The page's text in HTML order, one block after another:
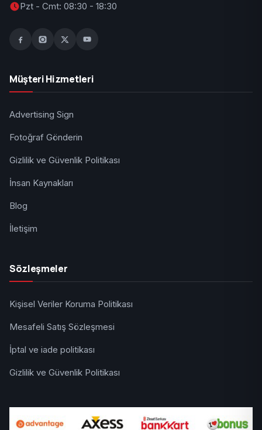
Pzt - Cmt: 08:30 - 18:30
Müşteri Hizmetleri
Advertising Sign
Fotoğraf Gönderin
Gizlilik ve Güvenlik Politikası
İnsan Kaynakları
Blog
İletişim
Sözleşmeler
Kişisel Veriler Koruma Politikası
Mesafeli Satış Sözleşmesi
İptal ve iade politikası
Gizlilik ve Güvenlik Politikası